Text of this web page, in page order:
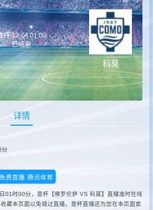
篮球直播
德甲录像
德甲新闻
杯 12-04 01:00
已结束
科莫
详情
分
免费直播 腾讯体育
01时00分，意杯【佛罗伦萨 VS 科莫】直播准时在线
藏本页面以免错过直播。意杯直播还为您在本页面索